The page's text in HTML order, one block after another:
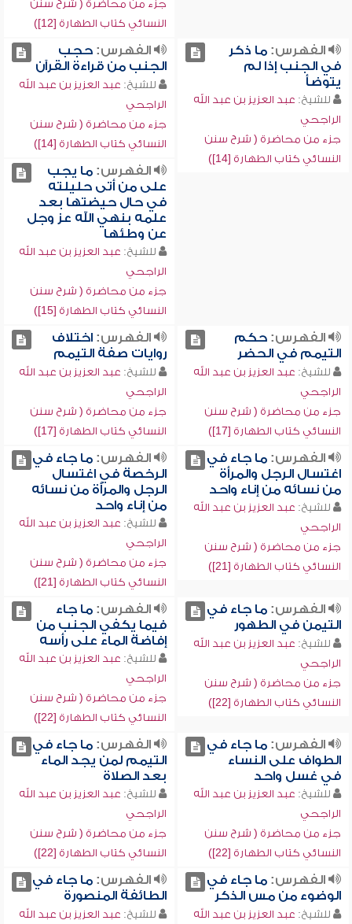
جزء من محاضرة ( شرح سنن
النسائي كتاب الطهارة [12])
الفهرس:ما ذكر
في الجنب إذا لم
يتوضأ
للشيخ: عبد العزيز بن عبد الله
الراجحي
جزء من محاضرة ( شرح سنن
النسائي كتاب الطهارة [14])
الفهرس:حجب
الجنب من قراءة القرآن
للشيخ: عبد العزيز بن عبد الله
الراجحي
جزء من محاضرة ( شرح سنن
النسائي كتاب الطهارة [14])
الفهرس:ما يجب
على من أتى حليلته
في حال حيضتها بعد
علمه بنهي الله عز وجل
عن وطئها
للشيخ: عبد العزيز بن عبد الله
الراجحي
جزء من محاضرة ( شرح سنن
النسائي كتاب الطهارة [15])
الفهرس:حكم
التيمم في الحضر
للشيخ: عبد العزيز بن عبد الله
الراجحي
جزء من محاضرة ( شرح سنن
النسائي كتاب الطهارة [17])
الفهرس:اختلاف
روايات صفة التيمم
للشيخ: عبد العزيز بن عبد الله
الراجحي
جزء من محاضرة ( شرح سنن
النسائي كتاب الطهارة [17])
الفهرس:ما جاء في
اغتسال الرجل والمرأة
من نسائه من إناء واحد
للشيخ: عبد العزيز بن عبد الله
الراجحي
جزء من محاضرة ( شرح سنن
النسائي كتاب الطهارة [21])
الفهرس:ما جاء في
الرخصة في اغتسال
الرجل والمرأة من نسائه
من إناء واحد
للشيخ: عبد العزيز بن عبد الله
الراجحي
جزء من محاضرة ( شرح سنن
النسائي كتاب الطهارة [21])
الفهرس:ما جاء في
التيمن في الطهور
للشيخ: عبد العزيز بن عبد الله
الراجحي
جزء من محاضرة ( شرح سنن
النسائي كتاب الطهارة [22])
الفهرس:ما جاء
فيما يكفي الجنب من
إفاضة الماء على رأسه
للشيخ: عبد العزيز بن عبد الله
الراجحي
جزء من محاضرة ( شرح سنن
النسائي كتاب الطهارة [22])
الفهرس:ما جاء في
الطواف على النساء
في غسل واحد
للشيخ: عبد العزيز بن عبد الله
الراجحي
جزء من محاضرة ( شرح سنن
النسائي كتاب الطهارة [22])
الفهرس:ما جاء في
التيمم لمن يجد الماء
بعد الصلاة
للشيخ: عبد العزيز بن عبد الله
الراجحي
جزء من محاضرة ( شرح سنن
النسائي كتاب الطهارة [22])
الفهرس:ما جاء في
الوضوء من مس الذكر
للشيخ: عبد العزيز بن عبد الله
الفهرس:ما جاء في
الطائفة المنصورة
للشيخ: عبد العزيز بن عبد الله